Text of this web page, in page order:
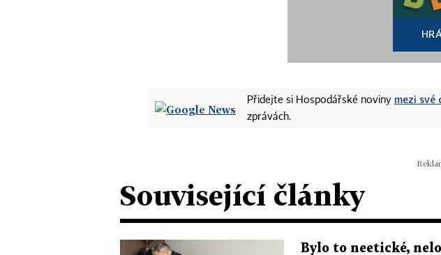
Přidejte si Hospodářské noviny mezi
zprávách.
Související články
Bylo to neetické,